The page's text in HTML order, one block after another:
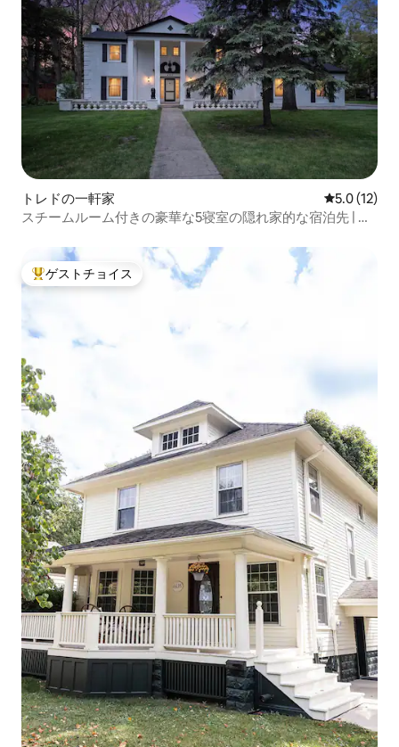
トレドの一軒家 レビュー12
5.0 (12)
スチームルーム付きの豪華な5寝室の隠れ家的な宿泊先 | 大
大好評のゲストチョイスです。
ゲストチョイス